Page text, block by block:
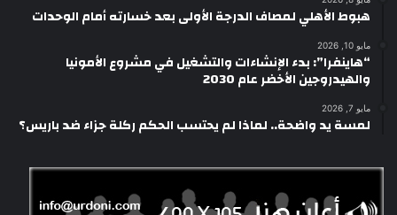
هبوط الأهلي لمصاف الدرجة الأولى بعد خسارته أمام الوحدات
مايو 10, 2026
“هاينفرا”: بدء الإنشاءات والتشغيل في مشروع الأمونيا
والهيدروجين الأخضر عام 2030
مايو 7, 2026
لمسة يد واضحة.. لماذا لم يحتسب الحكم ركلة جزاء ضد باريس؟